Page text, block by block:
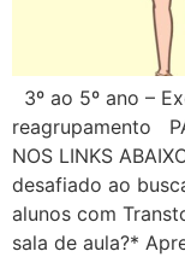
3º ao 5º ano –
reagrupamento
NOS LINKS
desafiado ao
alunos com
sala de aula?*